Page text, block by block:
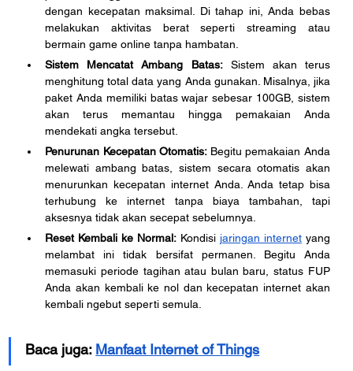
dengan kecepatan maksimal. Di tahap ini, Anda bebas
melakukan aktivitas berat seperti streaming atau
bermain game online tanpa hambatan.
Sistem Mencatat Ambang Batas: Sistem akan terus
menghitung total data yang Anda gunakan. Misalnya, jika
paket Anda memiliki batas wajar sebesar 100GB, sistem
akan terus memantau hingga pemakaian Anda
mendekati angka tersebut.
Penurunan Kecepatan Otomatis: Begitu pemakaian Anda
melewati ambang batas, sistem secara otomatis akan
menurunkan kecepatan internet Anda. Anda tetap bisa
terhubung ke internet tanpa biaya tambahan, tapi
aksesnya tidak akan secepat sebelumnya.
Reset Kembali ke Normal: Kondisi jaringan internet yang
melambat ini tidak bersifat permanen. Begitu Anda
memasuki periode tagihan atau bulan baru, status FUP
Anda akan kembali ke nol dan kecepatan internet akan
kembali ngebut seperti semula.
Baca juga: Manfaat Internet of Things